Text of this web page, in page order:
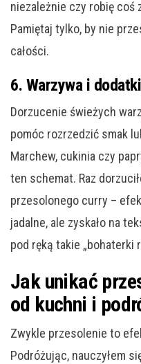
niezależnie czy robię coś
Pamiętaj tylko, by nie
całości.
6. Warzywa i
Dorzucenie świeżych
pomóc rozrzedzić smak
Marchew, cukinia czy
ten schemat. Raz
przesolonego curry –
jadalne, ale zyskało na
pod ręką takie „bohaterki
Jak unikać
od kuchni i
Zwykle przesolenie to
Podróżując, nauczyłem